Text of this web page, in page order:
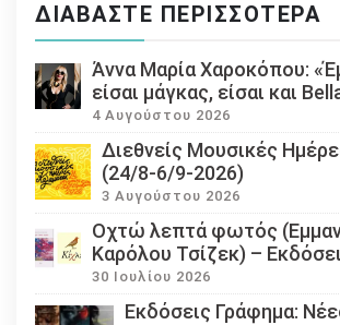
ΔΙΑΒΆΣΤΕ ΠΕΡΙΣΣΌΤΕΡΑ
Άννα Μαρία Χαροκόπου:
είσαι μάγκας, είσαι και
4 Αυγούστου 2026
Διεθνείς Μουσικές
(24/8-6/9-2026)
3 Αυγούστου 2026
Οχτώ λεπτά φωτός
Καρόλου Τσίζεκ) –
30 Ιουλίου 2026
Εκδόσεις Γράφημα: